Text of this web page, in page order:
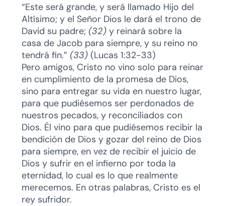
“Este será grande, y será llamado Hijo del
Altísimo; y el Señor Dios le dará el trono de
David su padre; (32)y reinará sobre la
casa de Jacob para siempre, y su reino no
tendrá fin.” (33) (Lucas 1:32-33)
Pero amigos, Cristo no vino solo para reinar
en cumplimiento de la promesa de Dios,
sino para entregar su vida en nuestro lugar,
para que pudiésemos ser perdonados de
nuestros pecados, y reconciliados con
Dios. Él vino para que pudiésemos recibir la
bendición de Dios y gozar del reino de Dios
para siempre, en vez de recibir el juicio de
Dios y sufrir en el infierno por toda la
eternidad, lo cual es lo que realmente
merecemos. En otras palabras, Cristo es el
rey sufridor.